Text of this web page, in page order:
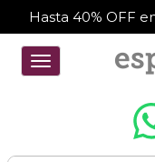
Hasta 40% OFF
Toggle
navigation